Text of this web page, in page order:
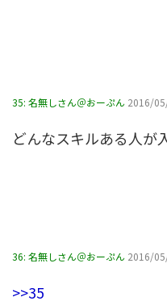
35: 名無しさん＠おーぷん 2016/
どんなスキルある人が
36: 名無しさん＠おーぷん 2016/
>>35